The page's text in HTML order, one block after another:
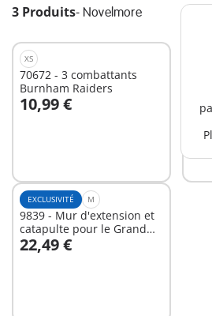
3 Produits- Novelmore
XS
70672 - 3 combattants
Burnham Raiders
10,99 €
Au panier
EXCLUSIVITÉ M
9839 - Mur d'extension et
catapulte pour le Grand
château des Chevaliers
Novelmore
22,49 €
Au panier